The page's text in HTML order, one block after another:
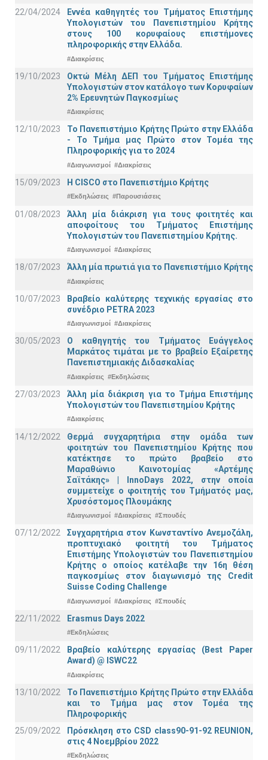
22/04/2024
Εννέα καθηγητές του Τμήματος Επιστήμης
Υπολογιστών του Πανεπιστημίου Κρήτης
στους 100 κορυφαίους επιστήμονες
πληροφορικής στην Ελλάδα.
#Διακρίσεις
19/10/2023
Οκτώ Μέλη ΔΕΠ του Τμήματος Επιστήμης
Υπολογιστών στον κατάλογο των Κορυφαίων
2% Ερευνητών Παγκοσμίως
#Διακρίσεις
12/10/2023
Το Πανεπιστήμιο Κρήτης Πρώτο στην Ελλάδα
- Το Τμήμα μας Πρώτο στον Τομέα της
Πληροφορικής για το 2024
#Διαγωνισμοί #Διακρίσεις
15/09/2023 Η CISCO στο Πανεπιστήμιο Κρήτης
#Εκδηλώσεις #Παρουσιάσεις
01/08/2023
Άλλη μία διάκριση για τους φοιτητές και
αποφοίτους του Τμήματος Επιστήμης
Υπολογιστών του Πανεπιστημίου Κρήτης.
#Διαγωνισμοί #Διακρίσεις
18/07/2023 Άλλη μία πρωτιά για το Πανεπιστήμιο Κρήτης
#Διακρίσεις
10/07/2023
Βραβείο καλύτερης τεχνικής εργασίας στο
συνέδριο PETRA 2023
#Διαγωνισμοί #Διακρίσεις
30/05/2023
Ο καθηγητής του Τμήματος Ευάγγελος
Μαρκάτος τιμάται με το βραβείο Εξαίρετης
Πανεπιστημιακής Διδασκαλίας
#Διακρίσεις #Εκδηλώσεις
27/03/2023
Άλλη μία διάκριση για το Τμήμα Επιστήμης
Υπολογιστών του Πανεπιστημίου Κρήτης
#Διακρίσεις
14/12/2022
Θερμά συγχαρητήρια στην ομάδα των
φοιτητών του Πανεπιστημίου Κρήτης που
κατέκτησε το πρώτο βραβείο στο
Μαραθώνιο Καινοτομίας «Αρτέμης
Σαϊτάκης» | InnoDays 2022, στην οποία
συμμετείχε ο φοιτητής του Τμήματός μας,
Χρυσόστομος Πλουμάκης
#Διαγωνισμοί #Διακρίσεις #Σπουδές
07/12/2022
Συγχαρητήρια στον Κωνσταντίνο Ανεμοζάλη,
προπτυχιακό φοιτητή του Τμήματος
Επιστήμης Υπολογιστών του Πανεπιστημίου
Κρήτης ο οποίος κατέλαβε την 16η θέση
παγκοσμίως στον διαγωνισμό της Credit
Suisse Coding Challenge
#Διαγωνισμοί #Διακρίσεις #Σπουδές
22/11/2022 Erasmus Days 2022
#Εκδηλώσεις
09/11/2022
Βραβείο καλύτερης εργασίας (Best Paper
Award) @ ISWC22
#Διακρίσεις
13/10/2022
Το Πανεπιστήμιο Κρήτης Πρώτο στην Ελλάδα
και το Τμήμα μας στον Τομέα της
Πληροφορικής
25/09/2022
Πρόσκληση στο CSD class90-91-92 REUNION,
στις 4 Νοεμβρίου 2022
#Εκδηλώσεις